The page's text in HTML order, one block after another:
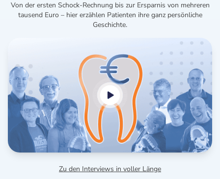
Von der ersten Schock-Rechnung bis zur Ersparnis von mehreren
tausend Euro – hier erzählen Patienten ihre ganz persönliche
Geschichte.
Zu den Interviews in voller Länge